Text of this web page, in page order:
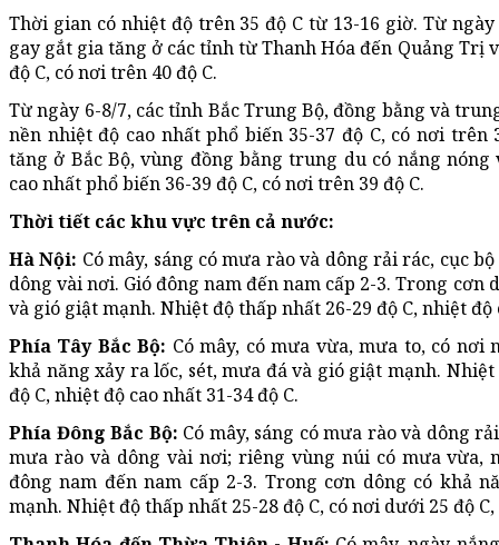
Thời gian có nhiệt độ trên 35 độ C từ 13-16 giờ. Từ
gay gắt gia tăng ở các tỉnh từ Thanh Hóa đến Quảng Trị
độ C, có nơi trên 40 độ C.
Từ ngày 6-8/7, các tỉnh Bắc Trung Bộ, đồng bằng và
nền nhiệt độ cao nhất phổ biến 35-37 độ C, có nơi trên
tăng ở Bắc Bộ, vùng đồng bằng trung du có nắng
cao nhất phổ biến 36-39 độ C, có nơi trên 39 độ C.
Thời tiết các khu vực trên cả nước:
Hà Nội: Có mây, sáng có mưa rào và dông rải rác, cục
dông vài nơi. Gió đông nam đến nam cấp 2-3. Trong cơn
và gió giật mạnh. Nhiệt độ thấp nhất 26-29 độ C, nhiệt độ
Phía Tây Bắc Bộ: Có mây, có mưa vừa, mưa to, có
khả năng xảy ra lốc, sét, mưa đá và gió giật mạnh.
độ C, nhiệt độ cao nhất 31-34 độ C.
Phía Đông Bắc Bộ: Có mây, sáng có mưa rào và dông
mưa rào và dông vài nơi; riêng vùng núi có mưa vừa,
đông nam đến nam cấp 2-3. Trong cơn dông có khả
mạnh. Nhiệt độ thấp nhất 25-28 độ C, có nơi dưới 25 độ